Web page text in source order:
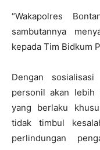
“Wakapolres
sambutannya
kepada Tim Bidkum
Dengan
personil akan lebih
yang berlaku
tidak timbul
perlindungan